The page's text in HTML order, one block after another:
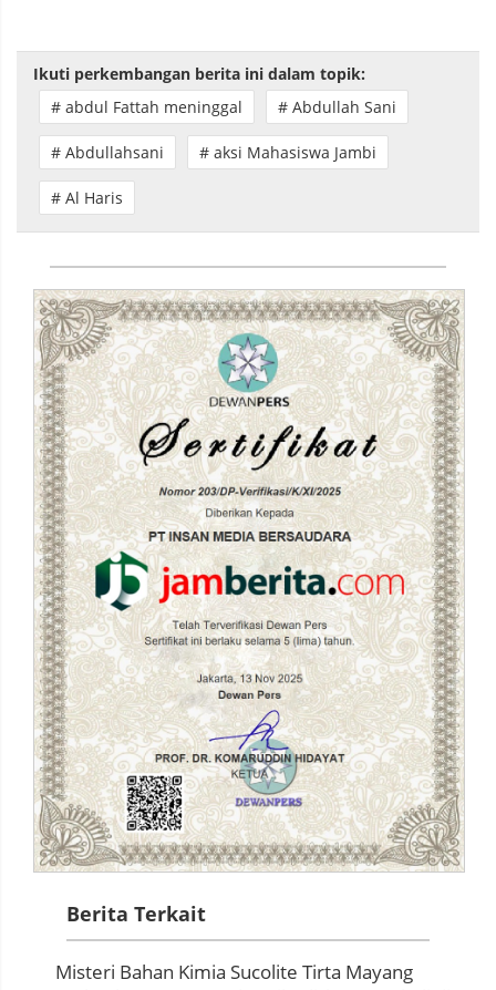
Ikuti perkembangan berita ini dalam topik:
# abdul Fattah meninggal
# Abdullah Sani
# Abdullahsani # aksi Mahasiswa Jambi
# Al Haris
Berita Terkait
Misteri Bahan Kimia Sucolite Tirta Mayang